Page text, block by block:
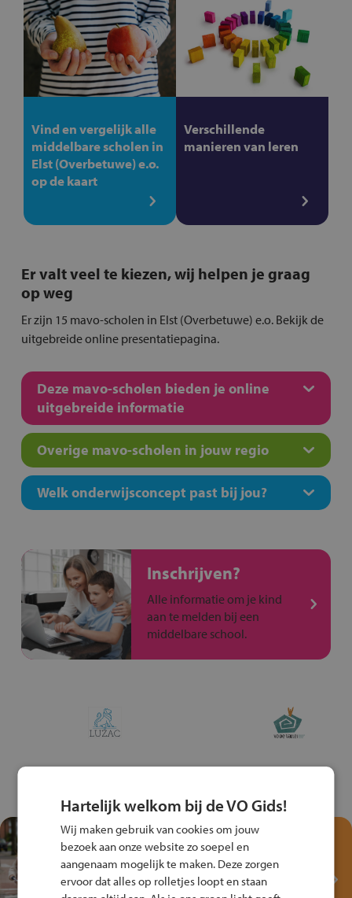
Vind en vergelijk alle
middelbare scholen in
Elst (Overbetuwe) e.o.
op de kaart
Verschillende
manieren van leren
Er valt veel te kiezen, wij helpen je graag
op weg
Er zijn 15 mavo-scholen in Elst (Overbetuwe) e.o. Bekijk de
uitgebreide online presentatiepagina.
Deze mavo-scholen bieden je online
uitgebreide informatie
Overige mavo-scholen in jouw regio
Welk onderwijsconcept past bij jou?
Inschrijven?
Alle informatie om je kind
aan te melden bij een
middelbare school.
Test je kennis met het
Fiets Veilig
Verkeersspel!
Hartelijk welkom bij de VO Gids!
Wij maken gebruik van cookies om jouw
bezoek aan onze website zo soepel en
aangenaam mogelijk te maken. Deze zorgen
ervoor dat alles op rolletjes loopt en staan